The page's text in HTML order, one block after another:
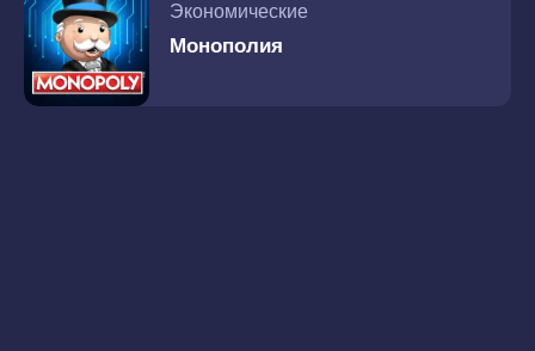
Экономические
Монополия